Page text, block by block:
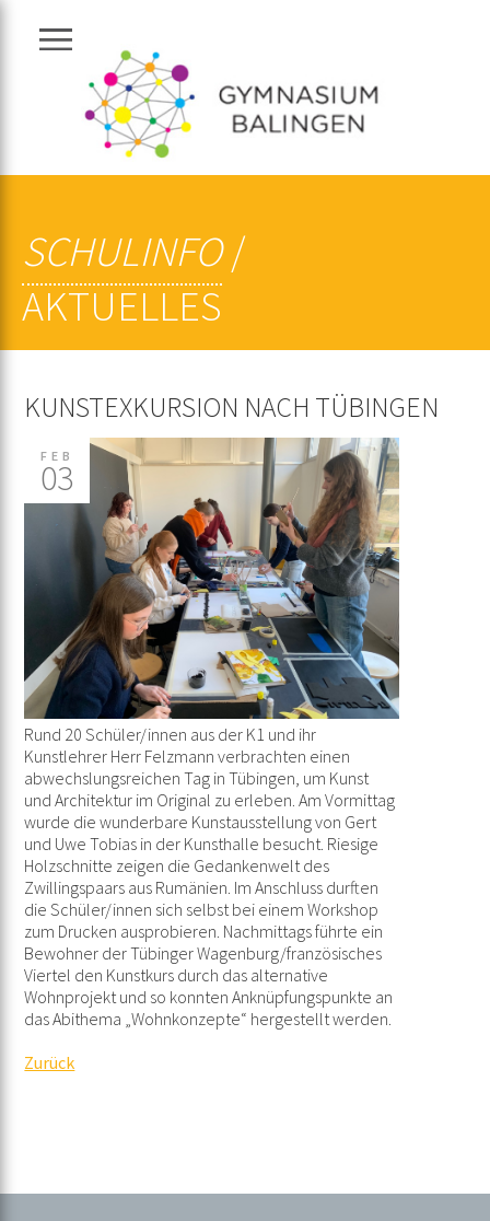
Navigation zeigen
SCHULINFO/
AKTUELLES
KUNSTEXKURSION NACH TÜBINGEN
FEB
03
Rund 20 Schüler/innen aus der K1 und ihr
Kunstlehrer Herr Felzmann verbrachten einen
abwechslungsreichen Tag in Tübingen, um Kunst
und Architektur im Original zu erleben. Am Vormittag
wurde die wunderbare Kunstausstellung von Gert
und Uwe Tobias in der Kunsthalle besucht. Riesige
Holzschnitte zeigen die Gedankenwelt des
Zwillingspaars aus Rumänien. Im Anschluss durften
die Schüler/innen sich selbst bei einem Workshop
zum Drucken ausprobieren. Nachmittags führte ein
Bewohner der Tübinger Wagenburg/französisches
Viertel den Kunstkurs durch das alternative
Wohnprojekt und so konnten Anknüpfungspunkte an
das Abithema „Wohnkonzepte“ hergestellt werden.
Zurück